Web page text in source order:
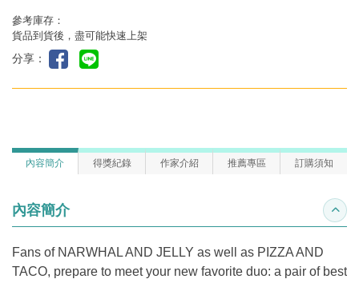
參考庫存：
貨品到貨後，盡可能快速上架
分享：
內容簡介 得獎紀錄 作家介紹 推薦專區 訂購須知
內容簡介 收合
Fans of NARWHAL AND JELLY as well as PIZZA AND
TACO, prepare to meet your new favorite duo: a pair of best